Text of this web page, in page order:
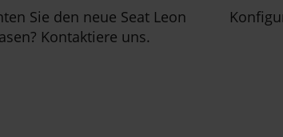
Sie den neue Seat Leon
Kontaktiere uns.